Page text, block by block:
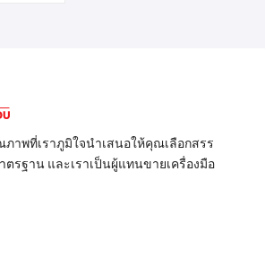
าพที่เราภูมิใจนำเสนอให้คุณเลือกสรร
รฐาน และเราเป็นผู้แทนขายเครื่องมือ